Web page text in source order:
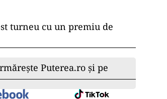
turneu cu un premiu de
Puterea.ro și pe